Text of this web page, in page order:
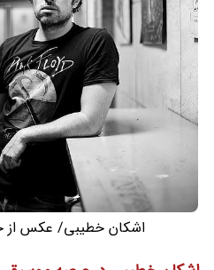
اشکان خطیبی/ عکس از